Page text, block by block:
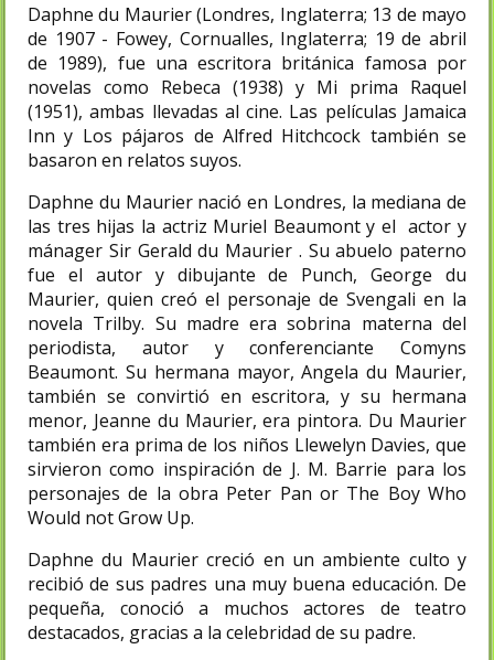
Daphne du Maurier (Londres, Inglaterra; 13 de mayo
de 1907 - Fowey, Cornualles, Inglaterra; 19 de abril
de 1989), fue una escritora británica famosa por
novelas como Rebeca (1938) y Mi prima Raquel
(1951), ambas llevadas al cine. Las películas Jamaica
Inn y Los pájaros de Alfred Hitchcock también se
basaron en relatos suyos.
Daphne du Maurier nació en Londres, la mediana de
las tres hijas la actriz Muriel Beaumont y el actor y
mánager Sir Gerald du Maurier . Su abuelo paterno
fue el autor y dibujante de Punch, George du
Maurier, quien creó el personaje de Svengali en la
novela Trilby. Su madre era sobrina materna del
periodista, autor y conferenciante Comyns
Beaumont.​ Su hermana mayor, Angela du Maurier,
también se convirtió en escritora, y su hermana
menor, Jeanne du Maurier, era pintora. Du Maurier
también era prima de los niños Llewelyn Davies, que
sirvieron como inspiración de J. M. Barrie para los
personajes de la obra Peter Pan or The Boy Who
Would not Grow Up.
Daphne du Maurier creció en un ambiente culto y
recibió de sus padres una muy buena educación. De
pequeña, conoció a muchos actores de teatro
destacados, gracias a la celebridad de su padre.